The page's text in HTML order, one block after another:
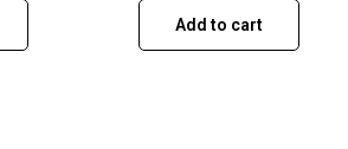
Add to cart